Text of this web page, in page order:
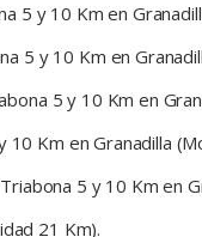
5 y 10 Km en
5 y 10 Km en
5 y 10 Km en
Km en Granadilla
5 y 10 Km en
21 Km).